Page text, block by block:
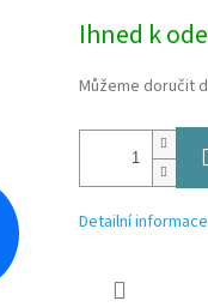
cena:
Ihned k
Můžeme doručit
Detailní informace